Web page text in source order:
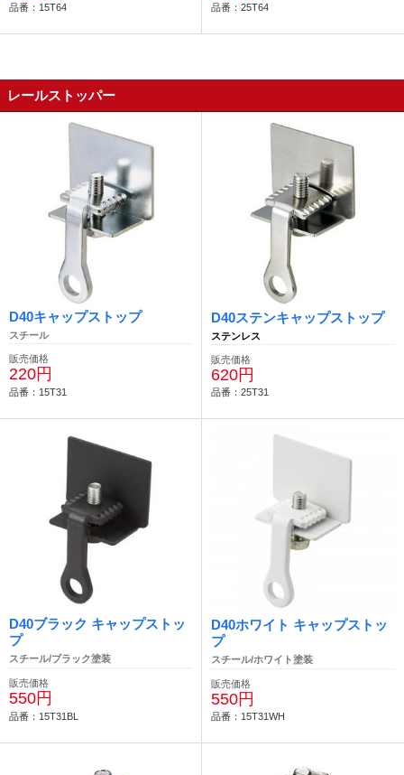
品番：15T64 品番：25T64
レールストッパー
D40キャップストップ
スチール
販売価格
220円
品番：15T31
D40ステンキャップストップ
ステンレス
販売価格
620円
品番：25T31
D40ブラック キャップストッ
プ
スチール/ブラック塗装
販売価格
550円
品番：15T31BL
D40ホワイト キャップストッ
プ
スチール/ホワイト塗装
販売価格
550円
品番：15T31WH